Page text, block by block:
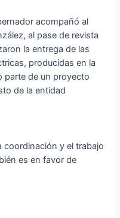
acompañó al
al pase de revista
la entrega de las
producidas en la
parte de un proyecto
de la entidad
coordinación y el trabajo
es en favor de